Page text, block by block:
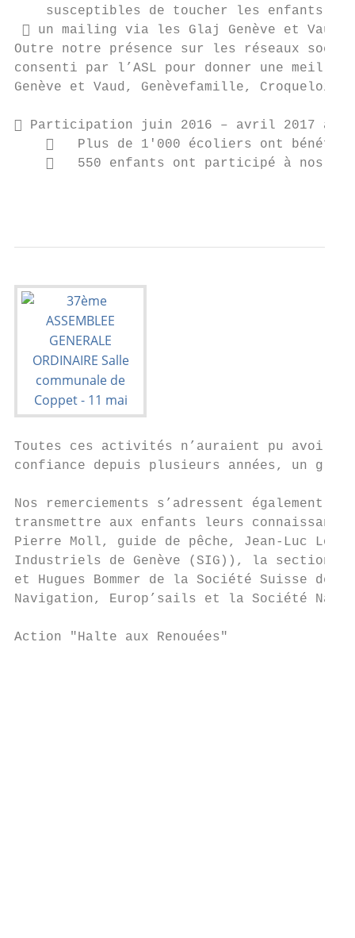
susceptibles de toucher les enfants
 un mailing via les Glaj Genève et Vaud
Outre notre présence sur les réseaux
consenti par l’ASL pour donner une
Genève et Vaud, Genèvefamille,
 Participation juin 2016 – avril 2017 au
   Plus de 1'000 écoliers ont
   550 enfants ont participé à nos
Toutes ces activités n’auraient pu avoir
confiance depuis plusieurs années, un
Nos remerciements s’adressent également
transmettre aux enfants leurs
Pierre Moll, guide de pêche, Jean-Luc
Industriels de Genève (SIG)), la section
et Hugues Bommer de la Société Suisse
Navigation, Europ’sails et la Société
Action "Halte aux Renouées"